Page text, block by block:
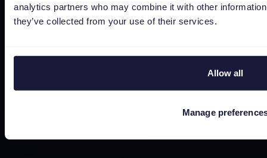
analytics partners who may combine it with other
they’ve collected from your use of their services.
Allow all
Manage
Bug bounty
Cookie policy
Do Not Sell or Share My Personal Information